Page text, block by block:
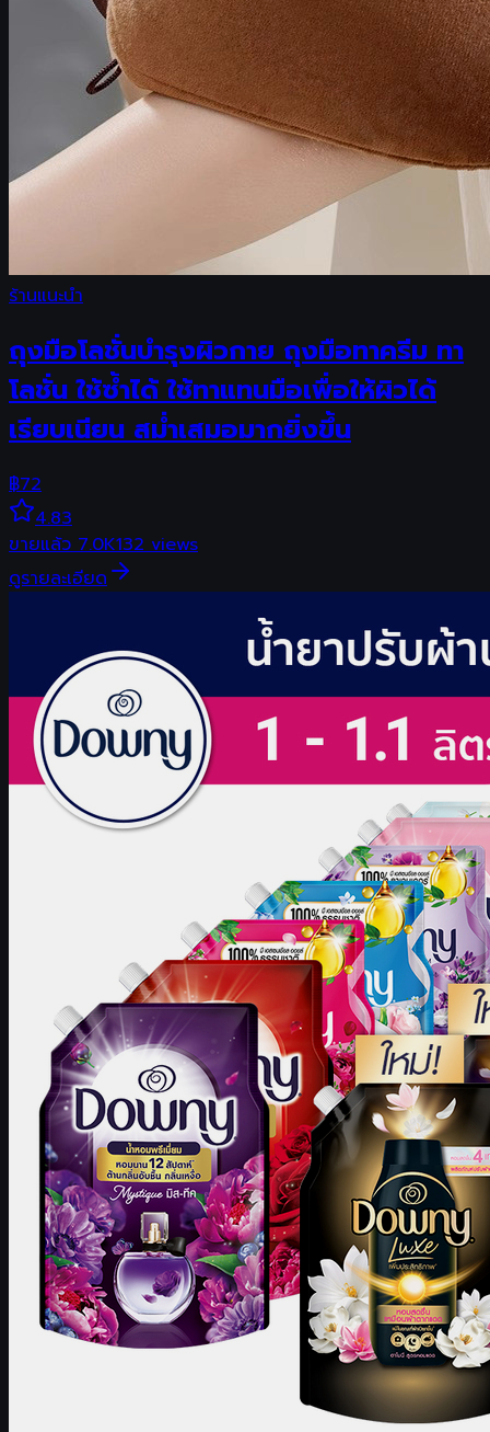
ร้านแนะนำ
ถุงมือโลชั่นบำรุงผิวกาย ถุงมือทาครีม ทา
โลชั่น ใช้ซ้ำได้ ใช้ทาแทนมือเพื่อให้ผิวได้
เรียบเนียน สม่ำเสมอมากยิ่งขึ้น
฿72
4.83
ขายแล้ว7.0K132views
ดูรายละเอียด